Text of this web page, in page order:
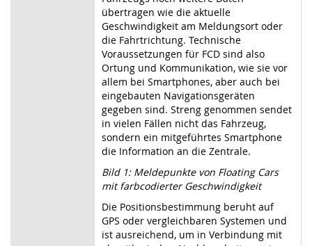
übertragen wie die aktuelle
Geschwindigkeit am Meldungsort oder
die Fahrtrichtung. Technische
Voraussetzungen für FCD sind also
Ortung und Kommunikation, wie sie vor
allem bei Smartphones, aber auch bei
eingebauten Navigationsgeräten
gegeben sind. Streng genommen sendet
in vielen Fällen nicht das Fahrzeug,
sondern ein mitgeführtes Smartphone
die Information an die Zentrale.
Bild 1: Meldepunkte von Floating Cars
mit farbcodierter Geschwindigkeit
Die Positionsbestimmung beruht auf
GPS oder vergleichbaren Systemen und
ist ausreichend, um in Verbindung mit